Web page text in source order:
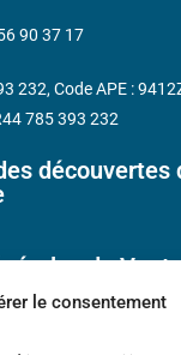
le consentement
découvertes
de
90 37 17
232, Code APE :
785 393 232